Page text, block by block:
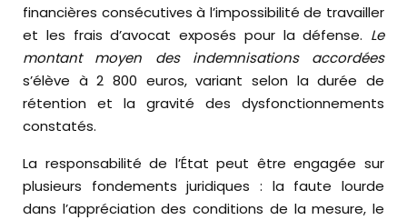
financières consécutives à l’impossibilité de travailler
et les frais d’avocat exposés pour la défense. Le
montant moyen des indemnisations accordées
s’élève à 2 800 euros, variant selon la durée de
rétention et la gravité des dysfonctionnements
constatés.
La responsabilité de l’État peut être engagée sur
plusieurs fondements juridiques : la faute lourde
dans l’appréciation des conditions de la mesure, le